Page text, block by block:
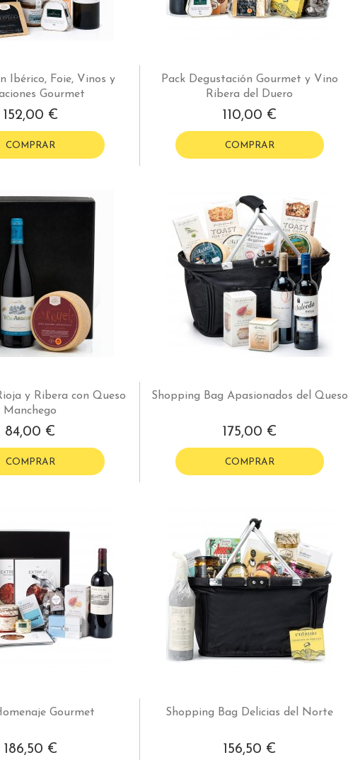
Ibérico, Foie, Vinos y
Gourmet
152,00 €
COMPRAR
Pack Degustación Gourmet y Vino
Ribera del Duero
110,00 €
COMPRAR
y Ribera con Queso
Manchego
84,00 €
COMPRAR
Shopping Bag Apasionados del Queso
175,00 €
COMPRAR
Gourmet
186,50 €
Shopping Bag Delicias del Norte
156,50 €